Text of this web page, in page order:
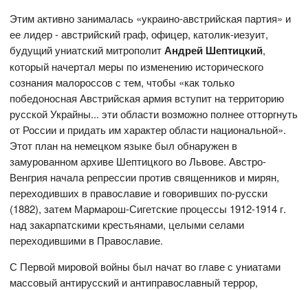
Этим активно занималась «украино-австрийская партия» и
ее лидер - австрийский граф, офицер, католик-иезуит,
будущий униатский митрополитАндрей Шептицкий,
который начертал меры по изменению исторического
сознания малороссов с тем, чтобы «как только
победоносная Австрийская армия вступит на территорию
русской Украйны... эти области возможно полнее отторгнуть
от России и придать им характер области национальной».
Этот план на немецком языке был обнаружен в
замурованном архиве Шептицкого во Львове. Австро-
Венгрия начала репрессии против священников и мирян,
переходивших в православие и говоривших по-русски
(1882), затем Мармарош-Сигетские процессы 1912-1914 г.
над закарпатскими крестьянами, целыми селами
переходившими в Православие.
С Первой мировой войны был начат во главе с униатами
массовый антирусский и антиправославный террор,